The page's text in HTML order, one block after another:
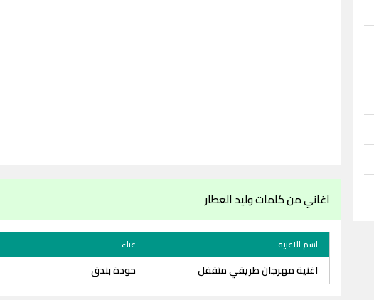
اغاني من كلمات وليد العطار
اسم الاغنية غناء
اغنية مهرجان طريقي متقفل حودة بندق